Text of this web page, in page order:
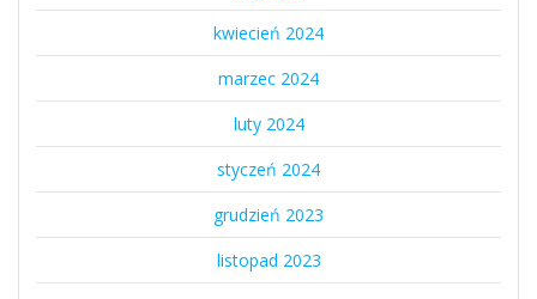
kwiecień 2024
marzec 2024
luty 2024
styczeń 2024
grudzień 2023
listopad 2023